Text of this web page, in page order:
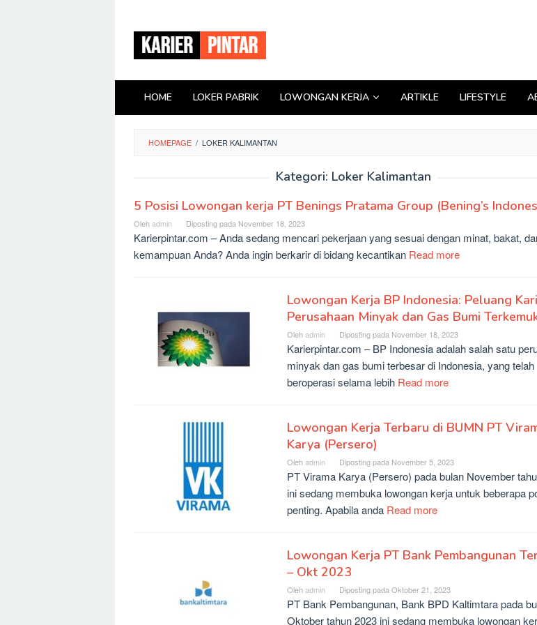
konten
HOME LOKER PABRIK LOWONGAN KERJA ARTIKLE LIFESTYLE
HOMEPAGE / LOKER KALIMANTAN
Kategori: Loker Kalimantan
5 Posisi Lowongan kerja PT Benings Pratama Group (Bening’s
Olehadmin Diposting pada November 18, 2023
Karierpintar.com – Anda sedang mencari pekerjaan yang sesuai dengan minat, bakat,
kemampuan Anda? Anda ingin berkarir di bidang kecantikan Read more
Lowongan Kerja BP Indonesia: Peluang
Perusahaan Minyak dan Gas Bumi
Olehadmin Diposting pada November 18, 2023
Karierpintar.com – BP Indonesia adalah salah satu
minyak dan gas bumi terbesar di Indonesia, yang telah
beroperasi selama lebih Read more
Lowongan Kerja Terbaru di BUMN PT
Karya (Persero)
Olehadmin Diposting pada November 5, 2023
PT Virama Karya (Persero) pada bulan November
ini sedang membuka lowongan kerja untuk beberapa
penting. Apabila anda Read more
Lowongan Kerja PT Bank Pembangunan
– Okt 2023
Olehadmin Diposting pada Oktober 21, 2023
PT Bank Pembangunan, Bank BPD Kaltimtara pada
Oktober tahun 2023 ini sedang membuka lowongan